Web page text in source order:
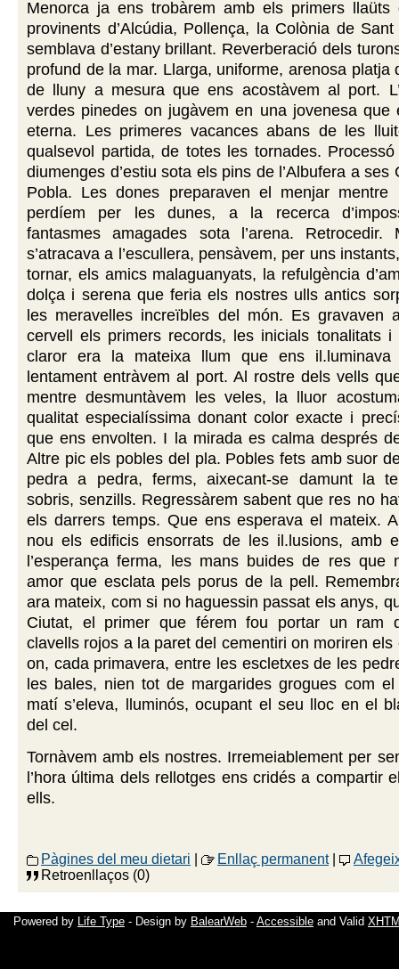
Menorca ja ens trobàrem amb els primers llaüts
provinents d’Alcúdia, Pollença, la Colònia de
semblava d’estany brillant. Reverberació dels
profund de la mar. Llarga, uniforme, arenosa platja
de lluny a mesura que ens acostàvem al port.
verdes pinedes on jugàvem en una jovenesa que
eterna. Les primeres vacances abans de les
qualsevol partida, de totes les tornades.
diumenges d’estiu sota els pins de l’Albufera a ses
Pobla. Les dones preparaven el menjar mentre
perdíem per les dunes, a la recerca
fantasmes amagades sota l’arena.
s’atracava a l’escullera, pensàvem, per uns
tornar, els amics malaguanyats, la refulgència
dolça i serena que feria els nostres ulls antics
les meravelles increïbles del món. Es gravaven
cervell els primers records, les inicials tonalitats i
claror era la mateixa llum que ens
lentament entràvem al port. Al rostre dels vells
mentre desmuntàvem les veles, la lluor
qualitat especialíssima donant color exacte i
que ens envolten. I la mirada es calma després
Altre pic els pobles del pla. Pobles fets amb suor
pedra a pedra, ferms, aixecant-se damunt la
sobris, senzills. Regressàrem sabent que res no
els darrers temps. Que ens esperava el mateix.
nou els edificis ensorrats de les il.lusions, amb
l’esperança ferma, les mans buides de res que
amor que esclata pels porus de la pell.
ara mateix, com si no haguessin passat els anys,
Ciutat, el primer que férem fou portar un ram
clavells rojos a la paret del cementiri on moriren els
on, cada primavera, entre les escletxes de les
les bales, nien tot de margarides grogues com
matí s’eleva, lluminós, ocupant el seu lloc en el
del cel.
Tornàvem amb els nostres. Irremeiablement per
l’hora última dels rellotges ens cridés a compartir
ells.
Pàgines del meu dietari Enllaç permanent|
Retroenllaços (0)
Powered by Life Type - Design by BalearWeb - Accessible and Valid